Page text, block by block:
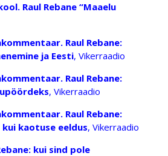
Raul Rebane “Maaelu
Raul Rebane:
ja Eesti, Vikerraadio
Raul Rebane:
, Vikerraadio
Raul Rebane:
kaotuse eeldus, Vikerraadio
kui sind pole